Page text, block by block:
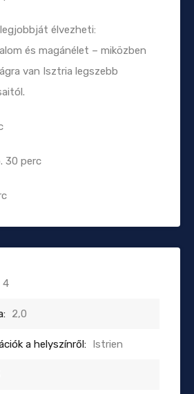
élvezheti:
és magánélet – miközben
van Isztria legszebb
30 perc
4
2,0
a helyszínről: Istrien